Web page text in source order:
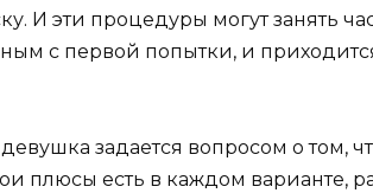
И эти процедуры могут занять
с первой попытки, и
задается вопросом о том,
плюсы есть в каждом варианте,